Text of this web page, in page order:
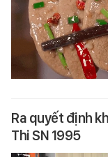
Ra quyết định
Thi SN 1995